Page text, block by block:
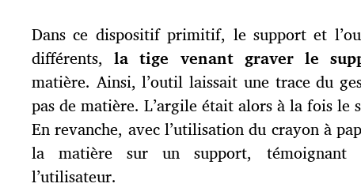
Dans ce dispositif primitif, le support et
différents,la tige venant graver le
matière. Ainsi, l’outil laissait une trace du
pas de matière. L’argile était alors à la fois le
En revanche, avec l’utilisation du crayon à
la matière sur un support,
l’utilisateur.